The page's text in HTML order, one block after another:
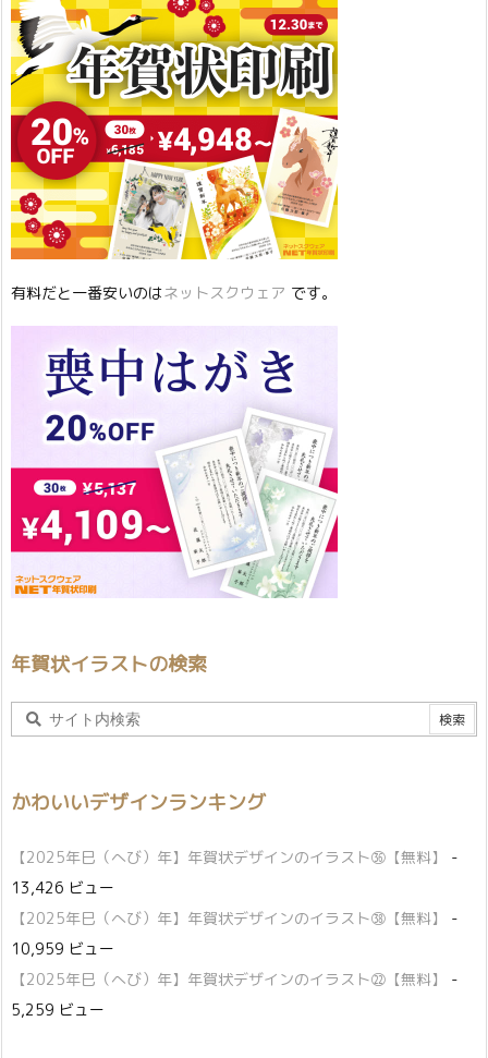
有料だと一番安いのはネットスクウェア です。
年賀状イラストの検索
かわいいデザインランキング
【2025年巳（へび）年】年賀状デザインのイラスト㊱【無料】
-
13,426 ビュー
【2025年巳（へび）年】年賀状デザインのイラスト㊳【無料】
-
10,959 ビュー
【2025年巳（へび）年】年賀状デザインのイラスト㉒【無料】
-
5,259 ビュー